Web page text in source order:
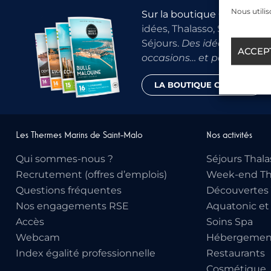
Nous
Sur la boutique Cadeaux,
idées, Thalasso, Spa,
Séjours. Des idées
occasions… et pour tous
LA BOUTIQUE CADEAU
Les Thermes Marins de Saint-Malo
Qui sommes-nous ?
Recrutement (offres d’emplois)
Questions fréquentes
Nos engagements RSE
Accès
Webcam
Index égalité professionnelle
Nos activités
Séjours
Week-end
Découvertes
Aquatonic et
Soins Spa
Restaurants